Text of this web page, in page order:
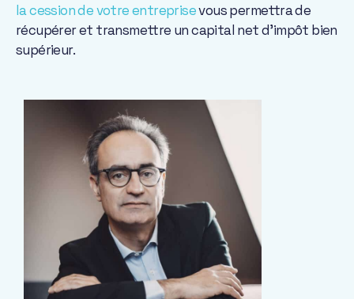
la cession de votre entreprisevous permettra de
récupérer et transmettre un capital net d’impôt bien
supérieur.